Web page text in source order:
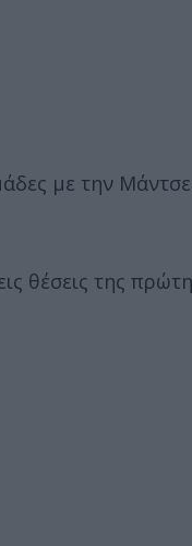
με την
θέσεις της